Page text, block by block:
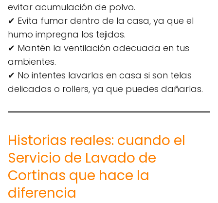
evitar acumulación de polvo.
✔ Evita fumar dentro de la casa, ya que el
humo impregna los tejidos.
✔ Mantén la ventilación adecuada en tus
ambientes.
✔ No intentes lavarlas en casa si son telas
delicadas o rollers, ya que puedes dañarlas.
Historias reales: cuando el
Servicio de Lavado de
Cortinas que hace la
diferencia